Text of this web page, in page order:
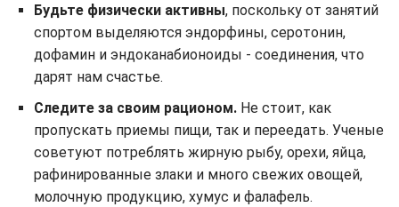
Будьте физически активны, поскольку от занятий
спортом выделяются эндорфины, серотонин,
дофамин и эндоканабионоиды - соединения, что
дарят нам счастье.
Следите за своим рационом. Не стоит, как
пропускать приемы пищи, так и переедать. Ученые
советуют потреблять жирную рыбу, орехи, яйца,
рафинированные злаки и много свежих овощей,
молочную продукцию, хумус и фалафель.